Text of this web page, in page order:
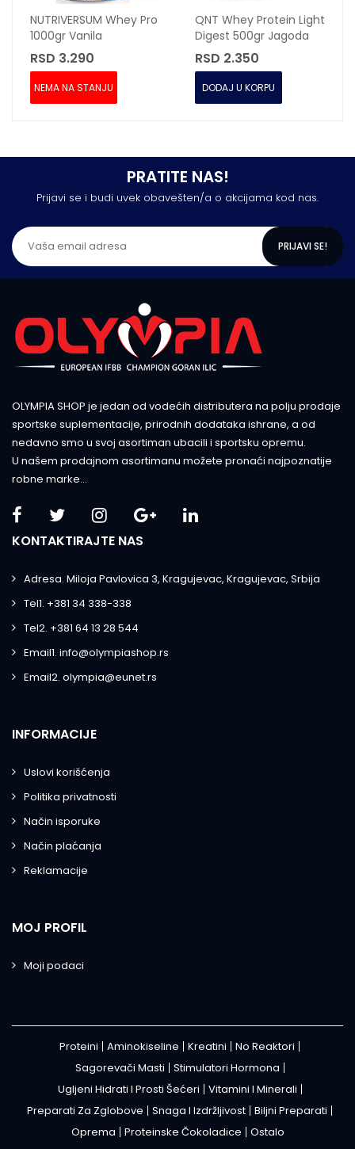
NUTRIVERSUM Whey Pro
1000gr Vanila
RSD 3.290
NEMA NA STANJU
QNT Whey Protein Light
Digest 500gr Jagoda
RSD 2.350
DODAJ U KORPU
PRATITE NAS!
Prijavi se i budi uvek obavešten/a o akcijama kod nas.
PRIJAVI SE!
OLYMPIA SHOP je jedan od vodećih distributera na polju prodaje
sportske suplementacije, prirodnih dodataka ishrane, a od
nedavno smo u svoj asortiman ubacili i sportsku opremu.
U našem prodajnom asortimanu možete pronaći najpoznatije
robne marke...
KONTAKTIRAJTE NAS
Adresa. Miloja Pavlovica 3, Kragujevac, Kragujevac, Srbija
Tel1. +381 34 338-338
Tel2. +381 64 13 28 544
Email1. info@olympiashop.rs
Email2. olympia@eunet.rs
INFORMACIJE
Uslovi korišćenja
Politika privatnosti
Način isporuke
Način plaćanja
Reklamacije
MOJ PROFIL
Moji podaci
Proteini Aminokiseline Kreatini
No Reaktori
Sagorevači Masti
Stimulatori Hormona
Ugljeni Hidrati I Prosti Šećeri
Vitamini I Minerali
Preparati Za Zglobove
Snaga I Izdržljivost Biljni Preparati
Oprema
Proteinske Čokoladice Ostalo